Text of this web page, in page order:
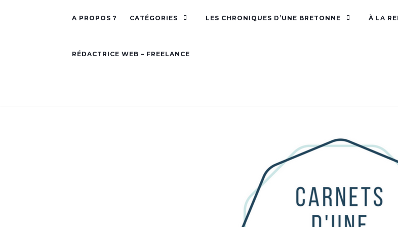
A PROPOS ? CATÉGORIES LES CHRONIQUES D’UNE BRETONNE À LA
RÉDACTRICE WEB – FREELANCE